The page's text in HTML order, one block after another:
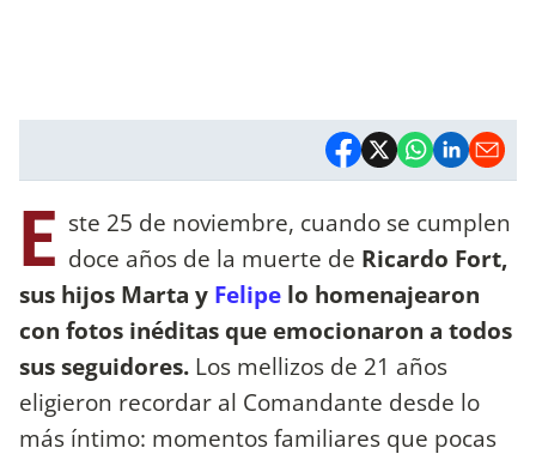
E ste 25 de noviembre, cuando se cumplen
doce años de la muerte de Ricardo Fort,
sus hijos Marta y Felipe lo homenajearon
con fotos inéditas que emocionaron a todos
sus seguidores. Los mellizos de 21 años
eligieron recordar al Comandante desde lo
más íntimo: momentos familiares que pocas